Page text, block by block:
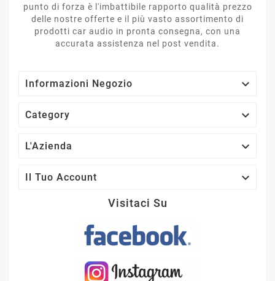
punto di forza è l'imbattibile rapporto qualità prezzo
delle nostre offerte e il più vasto assortimento di
prodotti car audio in pronta consegna, con una
accurata assistenza nel post vendita.
Informazioni Negozio 
Category 
L'Azienda 
Il Tuo Account 
Visitaci Su